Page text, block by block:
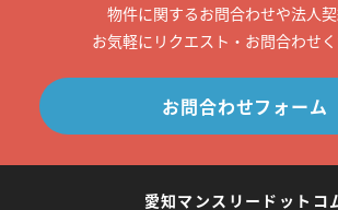
物件に関するお問合わせや法人契
お気軽にリクエスト・お問合わせく
お問合わせフォーム
愛知マンスリードットコ